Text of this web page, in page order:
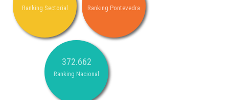
Ranking Sectorial Ranking Pontevedra
372.662
Ranking Nacional